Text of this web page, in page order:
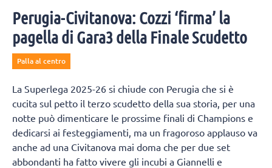
Perugia-Civitanova: Cozzi ‘firma’ la
pagella di Gara3 della Finale Scudetto
Palla al centro
La Superlega 2025-26 si chiude con Perugia che si è
cucita sul petto il terzo scudetto della sua storia, per una
notte può dimenticare le prossime finali di Champions e
dedicarsi ai festeggiamenti, ma un fragoroso applauso va
anche ad una Civitanova mai doma che per due set
abbondanti ha fatto vivere gli incubi a Giannelli e